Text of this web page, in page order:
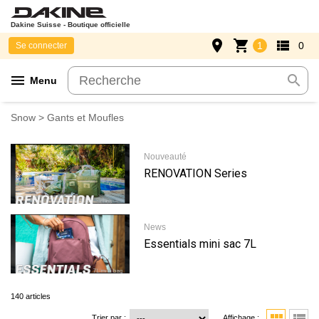
Dakine Suisse - Boutique officielle
menu Menu search
Se connecter place shopping_cart 1 view_list 0
Snow > Gants et Moufles
Nouveauté
RENOVATION Series
News
Essentials mini sac 7L
140 articles